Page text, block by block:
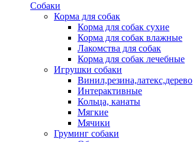
Собаки
Корма для собак
Корма для собак сухие
Корма для собак влажные
Лакомства для собак
Корма для собак лечебные
Игрушки собаки
Винил,резина,латекс,дерево
Интерактивные
Кольца, канаты
Мягкие
Мячики
Груминг собаки